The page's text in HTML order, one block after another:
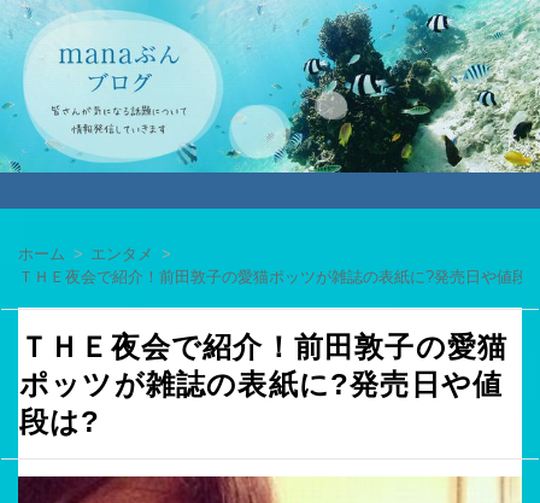
ホーム
エンタメ
ＴＨＥ夜会で紹介！前田敦子の愛猫ポッツが雑誌の表紙に?発売日や値段
ＴＨＥ夜会で紹介！前田敦子の愛猫
ポッツが雑誌の表紙に?発売日や値
段は?